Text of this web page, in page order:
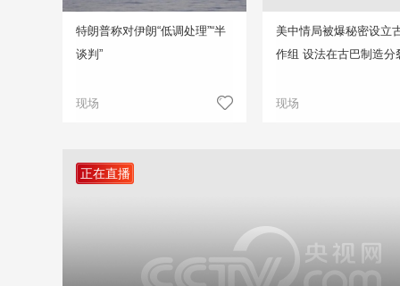
特朗普称对伊朗“低调处理”“半
谈判”
现场
美中情局被爆秘密设立
作组 设法在古巴制造分
现场
正在直播